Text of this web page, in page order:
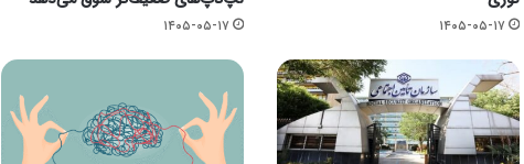
۱۴۰۵-۰۵-۱۷ ۱۴۰۵-۰۵-۱۷